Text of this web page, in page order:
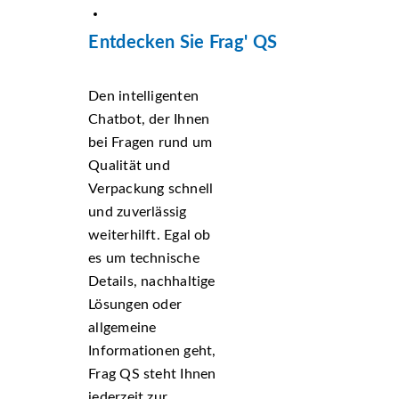
Entdecken Sie Frag' QS
Den intelligenten
Chatbot, der Ihnen
bei Fragen rund um
Qualität und
Verpackung schnell
und zuverlässig
weiterhilft. Egal ob
es um technische
Details, nachhaltige
Lösungen oder
allgemeine
Informationen geht,
Frag QS steht Ihnen